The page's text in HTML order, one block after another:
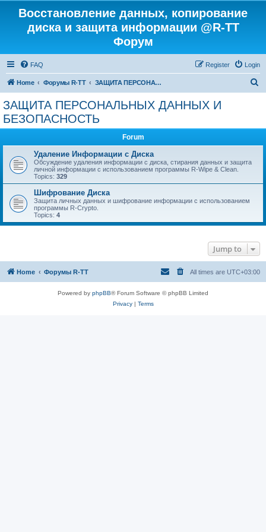
Восстановление данных, копирование
диска и защита информации @R-TT
Форум
FAQ Login
Register
Home Форумы R-TT ЗАЩИТА ПЕРСОНАЛЬНЫХ ДАННЫХ И БЕЗОПАСНОСТЬ
ЗАЩИТА ПЕРСОНАЛЬНЫХ ДАННЫХ И
БЕЗОПАСНОСТЬ
Forum
Удаление Информации с Диска
Обсуждение удаления информации с диска, стирания данных и защита
личной информации с использованием программы R-Wipe & Clean.
Topics: 329
Шифрование Диска
Защита личных данных и шифрование информации с использованием
программы R-Crypto.
Topics: 4
Jump to
Home Форумы R-TT All times are UTC+03:00
Powered by phpBB® Forum Software © phpBB Limited
Privacy| Terms